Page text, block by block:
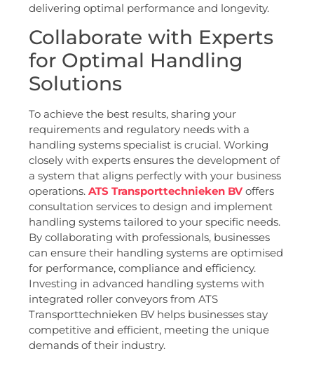
delivering optimal performance and longevity.
Collaborate with Experts
for Optimal Handling
Solutions
To achieve the best results, sharing your
requirements and regulatory needs with a
handling systems specialist is crucial. Working
closely with experts ensures the development of
a system that aligns perfectly with your business
operations. ATS Transporttechnieken BV offers
consultation services to design and implement
handling systems tailored to your specific needs.
By collaborating with professionals, businesses
can ensure their handling systems are optimised
for performance, compliance and efficiency.
Investing in advanced handling systems with
integrated roller conveyors from ATS
Transporttechnieken BV helps businesses stay
competitive and efficient, meeting the unique
demands of their industry.